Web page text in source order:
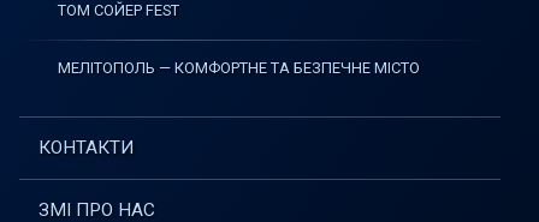
ТОМ СОЙЕР FEST
МЕЛІТОПОЛЬ — КОМФОРТНЕ ТА БЕЗПЕЧНЕ МІСТО
КОНТАКТИ
ЗМІ ПРО НАС